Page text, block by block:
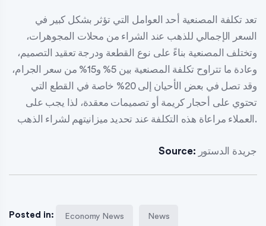
تعد تكلفة المصنعية أحد العوامل التي تؤثر بشكل كبير في
السعر الإجمالي للذهب عند الشراء من محلات المجوهرات،
وتختلف المصنعية بناءً على نوع القطعة ودرجة تعقيد التصميم،
وعادة ما تتراوح تكلفة المصنعية بين 5% و15% من سعر الجرام،
وقد تصل في بعض الأحيان إلى 20% خاصة في القطع التي
تحتوي على أحجار كريمة أو تصميمات معقدة، لذا يجب على
العملاء مراعاة هذه التكلفة عند تحديد ميزانيتهم لشراء الذهب.
Source: جريدة الدستور
Posted in: Economy News News